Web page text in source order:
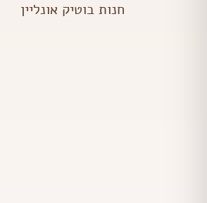
חנות בוטיק אונליין